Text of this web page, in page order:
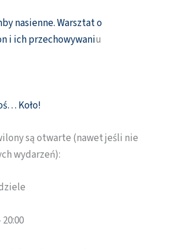
nasienne. Warsztat o
i ich przechowywaniu
Koło!
są otwarte (nawet jeśli nie
wydarzeń):